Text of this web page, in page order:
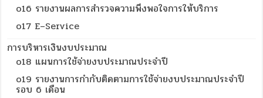
o16 รายงานผลการสำรวจความพึงพอใจการให้บริการ
o17 E–Service
การบริหารเงินงบประมาณ
o18 แผนการใช้จ่ายงบประมาณประจำปี
o19 รายงานการกำกับติดตามการใช้จ่ายงบประมาณประจำปี
รอบ 6 เดือน